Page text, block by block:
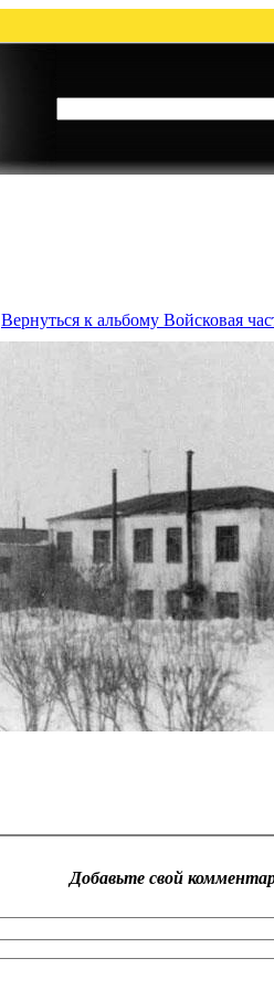
Вернуться к альбому Войсковая
Добавьте свой